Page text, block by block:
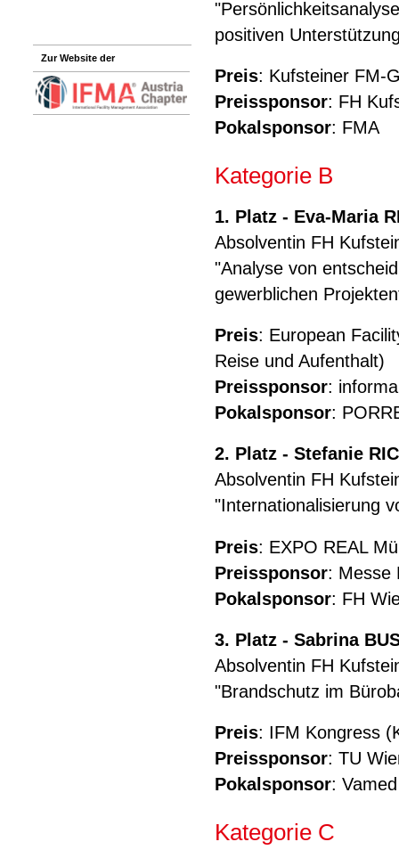
Zur Website der
positiven
Preis: Kufsteiner FM-
Preissponsor: FH
Pokalsponsor: FMA
Kategorie B
1. Platz - Eva-Maria
Absolventin FH
"Analyse von
gewerblichen
Preis: European
Reise und Aufenthalt)
Preissponsor:
Pokalsponsor:
2. Platz - Stefanie
Absolventin FH
"Internationalisierung
Preis: EXPO REAL
Preissponsor: Messe
Pokalsponsor: FH
3. Platz - Sabrina
Absolventin FH
"Brandschutz im
Preis: IFM Kongress
Preissponsor: TU
Pokalsponsor:
Kategorie C